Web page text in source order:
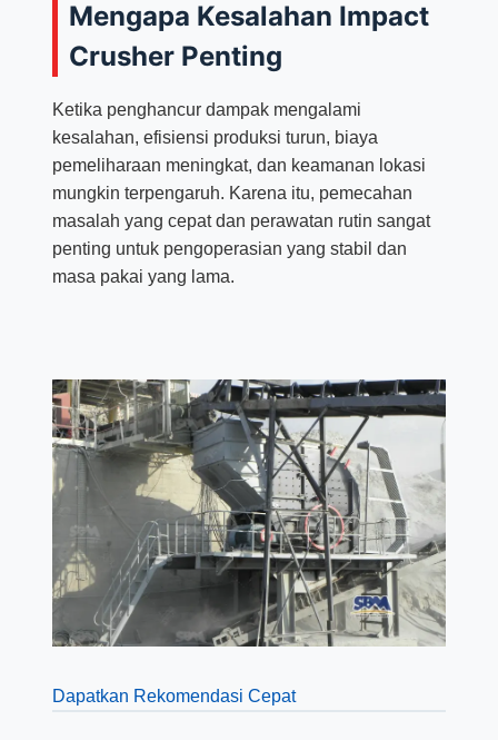
Mengapa Kesalahan Impact
Crusher Penting
Ketika penghancur dampak mengalami
kesalahan, efisiensi produksi turun, biaya
pemeliharaan meningkat, dan keamanan lokasi
mungkin terpengaruh. Karena itu, pemecahan
masalah yang cepat dan perawatan rutin sangat
penting untuk pengoperasian yang stabil dan
masa pakai yang lama.
Dapatkan Rekomendasi Cepat